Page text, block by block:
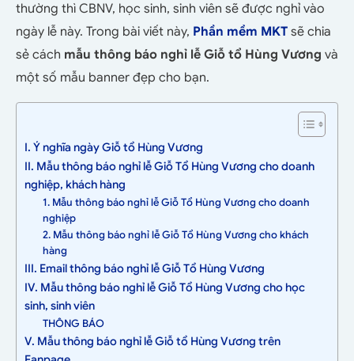
thường thì CBNV, học sinh, sinh viên sẽ được nghỉ vào
ngày lễ này. Trong bài viết này, Phần mềm MKT sẽ chia
sẻ cách mẫu thông báo nghỉ lễ Giỗ tổ Hùng Vương và
một số mẫu banner đẹp cho bạn.
I. Ý nghĩa ngày Giỗ tổ Hùng Vương
II. Mẫu thông báo nghỉ lễ Giỗ Tổ Hùng Vương cho doanh
nghiệp, khách hàng
1. Mẫu thông báo nghỉ lễ Giỗ Tổ Hùng Vương cho doanh
nghiệp
2. Mẫu thông báo nghỉ lễ Giỗ Tổ Hùng Vương cho khách
hàng
III. Email thông báo nghỉ lễ Giỗ Tổ Hùng Vương
IV. Mẫu thông báo nghỉ lễ Giỗ Tổ Hùng Vương cho học
sinh, sinh viên
THÔNG BÁO
V. Mẫu thông báo nghỉ lễ Giỗ tổ Hùng Vương trên